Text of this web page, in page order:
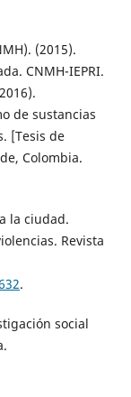
(2015).
CNMH-IEPRI.
de sustancias
[Tesis de
Colombia.
la ciudad.
Revista
.
social